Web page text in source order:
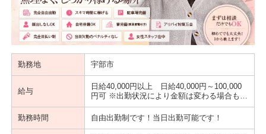
勤務地 宇部市
給与
日給40,000円以上 日給40,000円～100,000
円可 ※出勤状況により金額は変わる場合も…
勤務時間 自由出勤制です！当日出勤可能です！